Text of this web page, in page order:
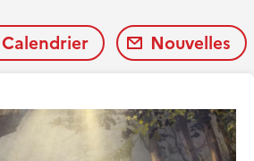
Calendrier Nouvelles